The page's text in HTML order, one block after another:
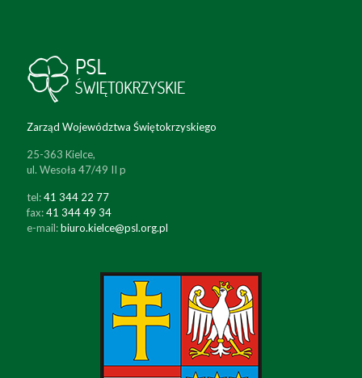
Zarząd Województwa Świętokrzyskiego
25-363 Kielce,
ul. Wesoła 47/49 II p
tel:41 344 22 77
fax:41 344 49 34
e-mail:biuro.kielce@psl.org.pl